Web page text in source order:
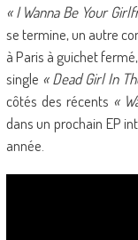
« I Wanna Be Your
se termine, un autre
à Paris à guichet
single « Dead Girl In
côtés des récents «
dans un prochain EP
année.